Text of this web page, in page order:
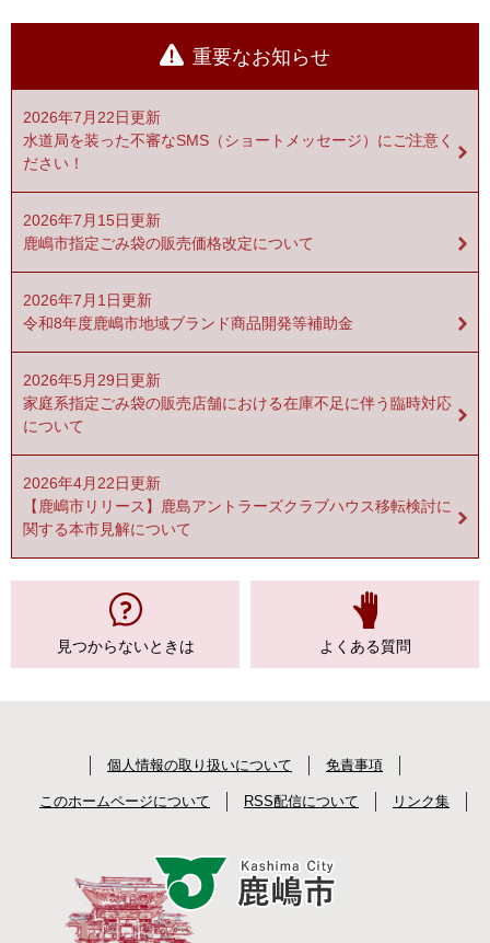
重要なお知らせ
2026年7月22日更新
水道局を装った不審なSMS（ショートメッセージ）にご注意く
ださい！
2026年7月15日更新
鹿嶋市指定ごみ袋の販売価格改定について
2026年7月1日更新
令和8年度鹿嶋市地域ブランド商品開発等補助金
2026年5月29日更新
家庭系指定ごみ袋の販売店舗における在庫不足に伴う臨時対応
について
2026年4月22日更新
【鹿嶋市リリース】鹿島アントラーズクラブハウス移転検討に
関する本市見解について
見つからないときは よくある質問
個人情報の取り扱いについて 免責事項
このホームページについて RSS配信について リンク集